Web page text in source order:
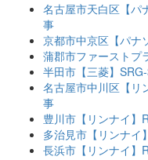
名古屋市天白区【パ
事
京都市中京区【パナ
蒲郡市ファーストプ
半田市【三菱】
名古屋市中川区【リ
事
豊川市【リンナイ】
多治見市【リンナイ
長浜市【リンナイ】